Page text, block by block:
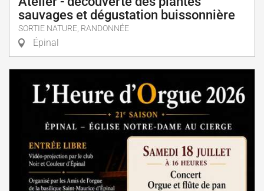
sauvages et dégustation buissonnière
SORTIE NATURE, RANDONNÉE
Épinal